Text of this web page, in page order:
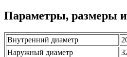
Параметры, размеры
Внутренний диаметр
Наружный диаметр